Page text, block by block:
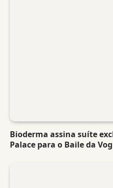
Bioderma assina suíte
Palace para o Baile da